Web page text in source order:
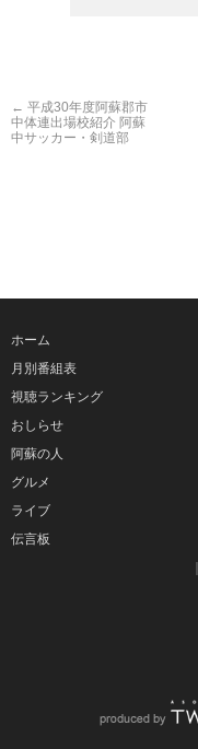
← 平成30年度阿蘇郡市
中体連出場校紹介 阿蘇
中サッカー・剣道部
ホーム
月別番組表
視聴ランキング
おしらせ
阿蘇の人
グルメ
ライブ
伝言板